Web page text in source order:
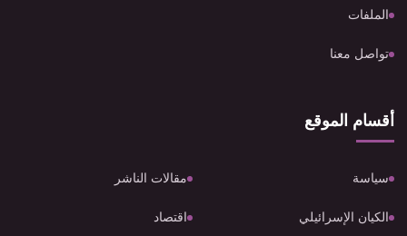
الملفات
تواصل معنا
أقسام الموقع
سياسة مقالات الناشر
الكيان الإسرائيلي اقتصاد